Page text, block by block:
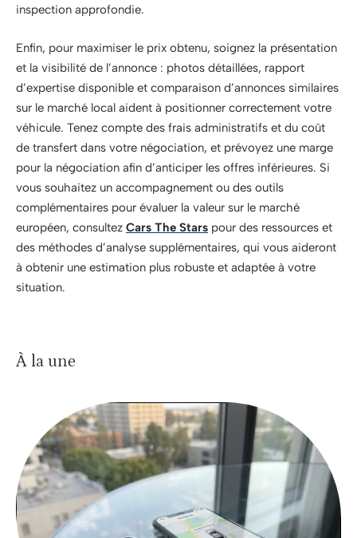
inspection approfondie.
Enfin, pour maximiser le prix obtenu, soignez la présentation
et la visibilité de l’annonce : photos détaillées, rapport
d’expertise disponible et comparaison d’annonces similaires
sur le marché local aident à positionner correctement votre
véhicule. Tenez compte des frais administratifs et du coût
de transfert dans votre négociation, et prévoyez une marge
pour la négociation afin d’anticiper les offres inférieures. Si
vous souhaitez un accompagnement ou des outils
complémentaires pour évaluer la valeur sur le marché
européen, consultez Cars The Stars pour des ressources et
des méthodes d’analyse supplémentaires, qui vous aideront
à obtenir une estimation plus robuste et adaptée à votre
situation.
À la une